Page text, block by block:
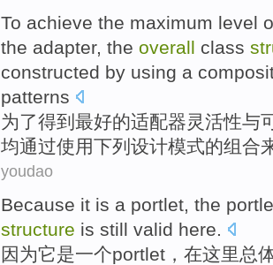
To achieve the maximum level
the adapter, the overall class
constructed by using a
patterns
为了得到 最好的适配器灵活性与
均通过使用下列 设计模式的组合
youdao
Because it is a portlet, the
structure is still valid here.
因为它是一个portlet ， 在这里总